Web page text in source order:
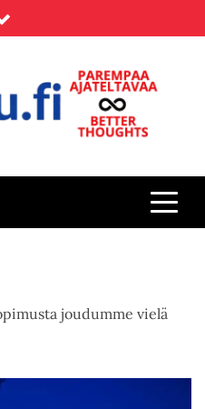
joudumme vielä